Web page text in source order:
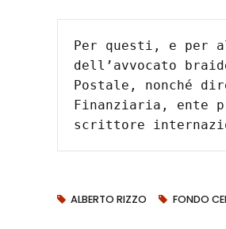
Per questi, e per
dell’avvocato
Postale, nonché
Finanziaria, ente
scrittore
ALBERTO RIZZO FONDO